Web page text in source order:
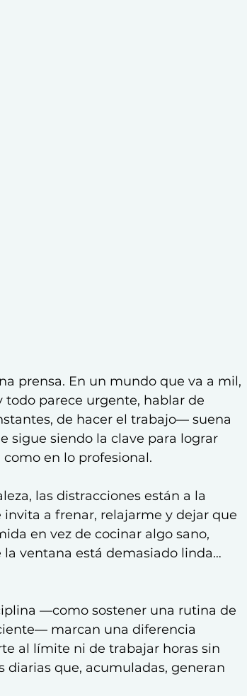
prensa. En un mundo que va a mil,
parece urgente, hablar de
de hacer el trabajo— suena
sigue siendo la clave para lograr
en lo profesional.
las distracciones están a la
a frenar, relajarme y dejar que
en vez de cocinar algo sano,
ventana está demasiado linda…
—como sostener una rutina de
marcan una diferencia
al límite ni de trabajar horas sin
diarias que, acumuladas, generan